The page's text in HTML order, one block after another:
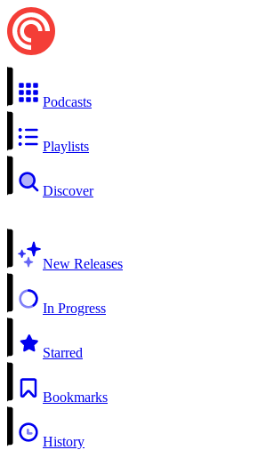
Podcasts
Playlists
Discover
New Releases
In Progress
Starred
Bookmarks
History